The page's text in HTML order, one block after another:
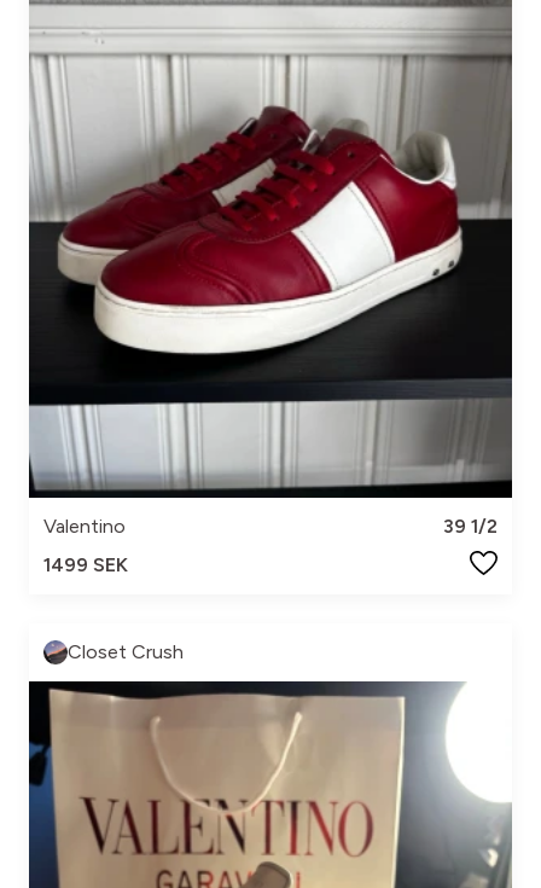
Valentino
39 1/2
1499 SEK
Closet Crush